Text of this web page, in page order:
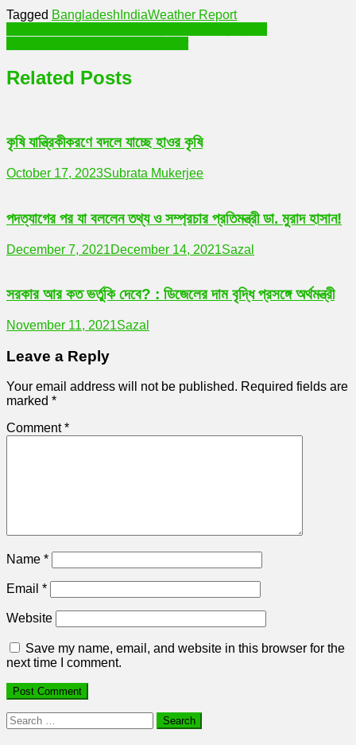
Tagged Bangladesh IndiaWeather Report
Post
navigation
Related Posts
কৃষি যান্ত্রিকীকরণে বদলে যাচ্ছে হাওর কৃষি
October 17, 2023Subrata Mukerjee
পদত্যাগের পর যা বললেন তথ্য ও সম্প্রচার প্রতিমন্ত্রী ডা. মুরাদ হাসান!
December 7, 2021December 14, 2021Sazal
সরকার আর কত ভর্তুকি দেবে? : ডিজেলের দাম বৃদ্ধি প্রসঙ্গে অর্থমন্ত্রী
November 11, 2021Sazal
Leave a Reply
Your email address will not be published. Required fields are
marked *
Comment*
Name *
Email *
Website
Save my name, email, and website in this browser for the
next time I comment.
Search
for: